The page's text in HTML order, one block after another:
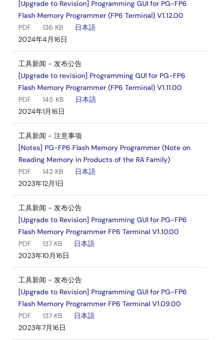
[Upgrade to Revision] Programming GUI for PG-FP6
Flash Memory Programmer (FP6 Terminal) V1.12.00
PDF
136 KB
日本語
2024年4月16日
工具新闻 - 发布公告
[Upgrade to revision] Programming GUI for PG-FP6
Flash Memory Programmer (FP6 Terminal) V1.11.00
PDF
145 KB
日本語
2024年1月16日
工具新闻 - 注意事项
[Notes] PG-FP6 Flash Memory Programmer (Note on
Reading Memory in Products of the RA Family)
PDF
142 KB
日本語
2023年12月1日
工具新闻 - 发布公告
[Upgrade to Revision] Programming GUI for PG-FP6
Flash Memory Programmer FP6 Terminal V1.10.00
PDF
137 KB
日本語
2023年10月16日
工具新闻 - 发布公告
[Upgrade to Revision] Programming GUI for PG-FP6
Flash Memory Programmer FP6 Terminal V1.09.00
PDF
137 KB
日本語
2023年7月16日